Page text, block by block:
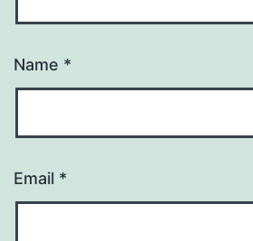
Name *
Email *